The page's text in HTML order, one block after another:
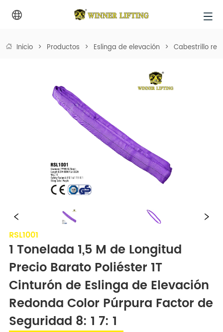
Inicio > Productos > Eslinga de elevación > Cabestrillo
RSL1001
1 Tonelada 1,5 M de Longitud
Precio Barato Poliéster 1T
Cinturón de Eslinga de Elevación
Redonda Color Púrpura Factor de
Seguridad 8: 1 7: 1